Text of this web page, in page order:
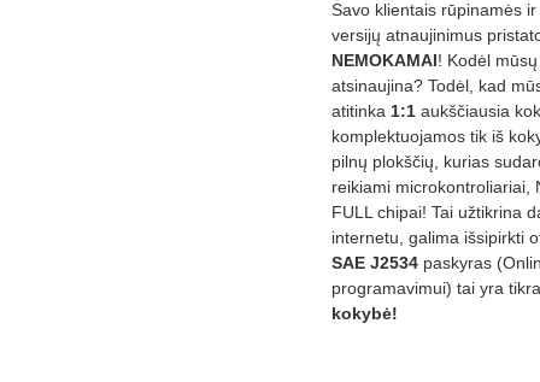
Savo klientais rūpinamės
versijų atnaujinimus
NEMOKAMAI! Kodėl
atsinaujina? Todėl, kad
atitinka 1:1 aukščiausia
komplektuojamos tik iš
pilnų plokščių, kurias
reikiami microkontroliariai,
FULL chipai! Tai užtikrina
internetu, galima išsipirkti
SAE J2534 paskyras
programavimui) tai yra
kokybė!